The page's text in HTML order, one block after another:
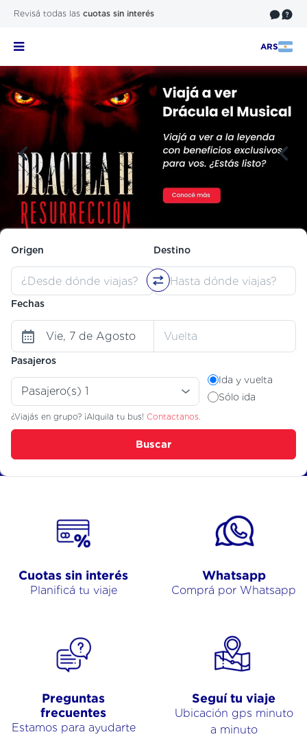
Revisá todas las cuotas sin interés
ARS
Origen Destino
Fechas
Pasajeros
Ida y vuelta
Sólo ida
¿Viajás en grupo? ¡Alquila tu bus! Contactanos.
Buscar
Cuotas sin interés
Planificá tu viaje
Whatsapp
Comprá por Whatsapp
Preguntas
frecuentes
Estamos para ayudarte
Seguí tu viaje
Ubicación gps minuto
a minuto